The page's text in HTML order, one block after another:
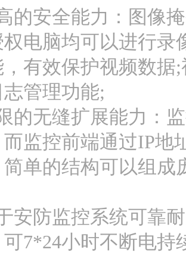
的安全能力：图像
电脑均可以进行录
有效保护视频数据
管理功能;
的无缝扩展能力：
监控前端通过IP地
单的结构可以组成
安防监控系统可靠
可7*24小时不断电持